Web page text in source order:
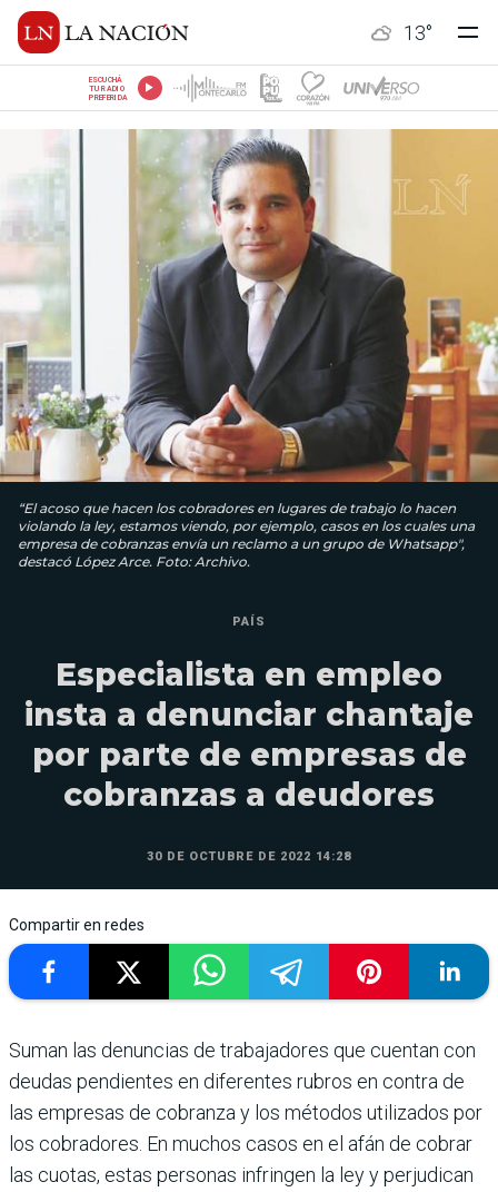
13°
ESCUCHÁ
TU RADIO
PREFERIDA
“El acoso que hacen los cobradores en lugares de trabajo lo hacen
violando la ley, estamos viendo, por ejemplo, casos en los cuales una
empresa de cobranzas envía un reclamo a un grupo de Whatsapp",
destacó López Arce. Foto: Archivo.
PAÍS
Especialista en empleo
insta a denunciar chantaje
por parte de empresas de
cobranzas a deudores
30 DE OCTUBRE DE 2022 14:28
Compartir en redes
Suman las denuncias de trabajadores que cuentan con
deudas pendientes en diferentes rubros en contra de
las empresas de cobranza y los métodos utilizados por
los cobradores. En muchos casos en el afán de cobrar
las cuotas, estas personas infringen la ley y perjudican